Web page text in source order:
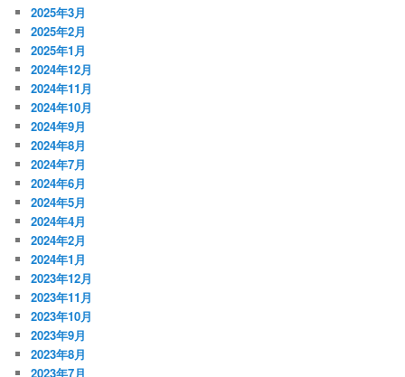
2025年3月
2025年2月
2025年1月
2024年12月
2024年11月
2024年10月
2024年9月
2024年8月
2024年7月
2024年6月
2024年5月
2024年4月
2024年2月
2024年1月
2023年12月
2023年11月
2023年10月
2023年9月
2023年8月
2023年7月